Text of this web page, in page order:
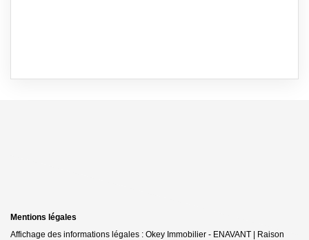
Mentions légales
Affichage des informations légales : Okey Immobilier - ENAVANT | Raison